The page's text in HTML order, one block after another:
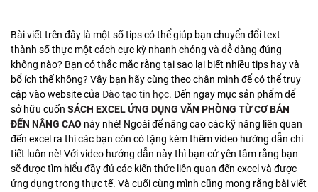
Bài viết trên đây là một số tips có thể giúp bạn chuyển đổi text
thành số thực một cách cực kỳ nhanh chóng và dễ dàng đúng
không nào? Bạn có thắc mắc rằng tại sao lại biết nhiều tips hay và
bổ ích thế không? Vậy bạn hãy cùng theo chân mình để có thể truy
cập vào website của Đào tạo tin học. Đến ngay mục sản phẩm để
sở hữu cuốn SÁCH EXCEL ỨNG DỤNG VĂN PHÒNG TỪ CƠ BẢN
ĐẾN NÂNG CAO này nhé! Ngoài để nâng cao các kỹ năng liên quan
đến excel ra thì các bạn còn có tặng kèm thêm video hướng dẫn chi
tiết luôn nè! Với video hướng dẫn này thì bạn cứ yên tâm rằng bạn
sẽ được tìm hiểu đầy đủ các kiến thức liên quan đến excel và được
ứng dụng trong thực tế. Và cuối cùng mình cũng mong rằng bài viết